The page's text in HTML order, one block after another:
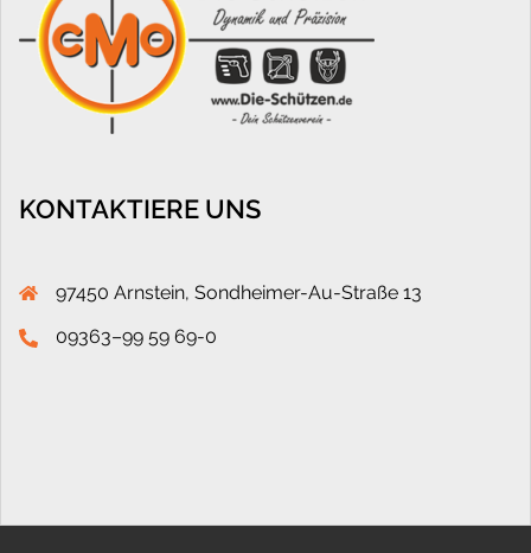
KONTAKTIERE UNS
97450 Arnstein, Sondheimer-Au-Straße 13
09363–99 59 69-0